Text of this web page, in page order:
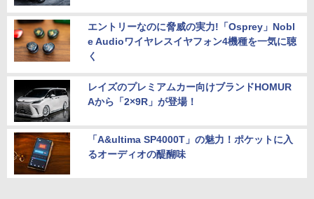
エントリーなのに脅威の実力!「Osprey」Nobl
e Audioワイヤレスイヤフォン4機種を一気に聴
く
レイズのプレミアムカー向けブランドHOMUR
Aから「2×9R」が登場！
「A&ultima SP4000T」の魅力！ポケットに入
るオーディオの醍醐味